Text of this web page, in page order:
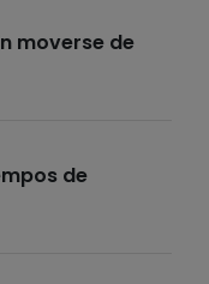
moverse de
de